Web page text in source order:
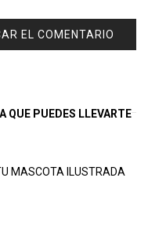
QUE PUEDES LLEVARTE
MASCOTA ILUSTRADA